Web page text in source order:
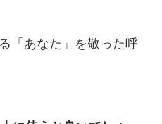
「あなた」を敬った呼